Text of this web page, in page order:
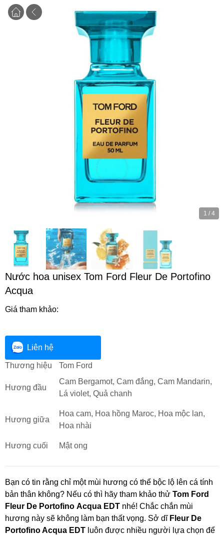
1 / 4
Nước hoa unisex Tom Ford Fleur De Portofino
Acqua
Giá tham khảo:
Liên hệ
Thương hiệu Tom Ford
Hương đầu
Cam Bergamot, Cam đắng, Cam Mandarin,
Lá violet, Quả chanh
Hương giữa
Hoa cam, Hoa hồng Maroc, Hoa mộc lan,
Hoa nhài
Hương cuối Mật ong
Bạn có tin rằng chỉ một mùi hương có thể bộc lộ lên cá tính
bản thân không? Nếu có thì hãy tham khảo thử Tom Ford
Fleur De Portofino Acqua EDT nhé! Chắc chắn mùi
hương này sẽ không làm bạn thất vọng. Sở dĩ Fleur De
Portofino Acqua EDT luôn được nhiều người lựa chọn để